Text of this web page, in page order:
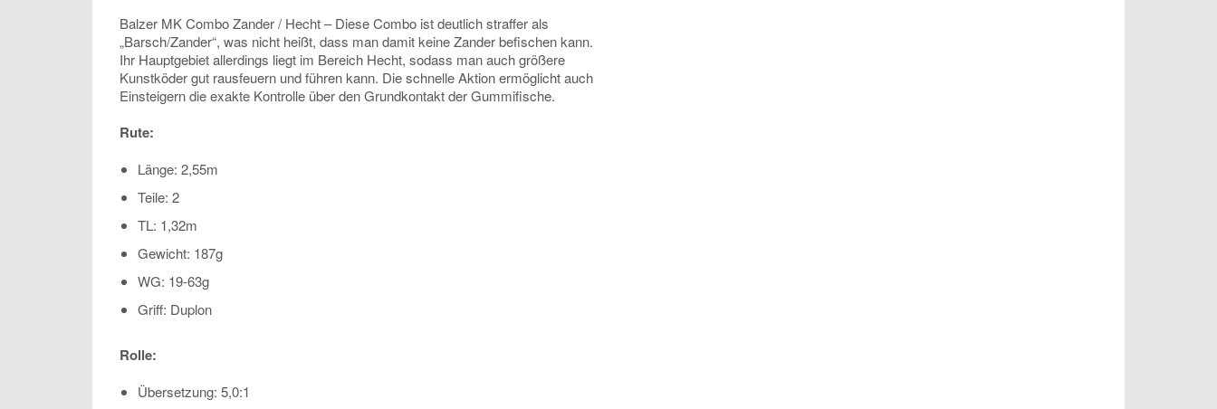
Balzer MK Combo Zander / Hecht – Diese Combo ist deutlich straffer als
„Barsch/Zander“, was nicht heißt, dass man damit keine Zander befischen kann.
Ihr Hauptgebiet allerdings liegt im Bereich Hecht, sodass man auch größere
Kunstköder gut rausfeuern und führen kann. Die schnelle Aktion ermöglicht auch
Einsteigern die exakte Kontrolle über den Grundkontakt der Gummifische.
Rute:
Länge: 2,55m
Teile: 2
TL: 1,32m
Gewicht: 187g
WG: 19-63g
Griff: Duplon
Rolle:
Übersetzung: 5,0:1